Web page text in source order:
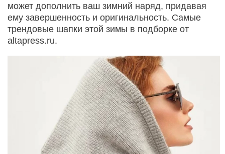
может дополнить ваш зимний наряд, придавая
ему завершенность и оригинальность. Самые
трендовые шапки этой зимы в подборке от
altapress.ru.